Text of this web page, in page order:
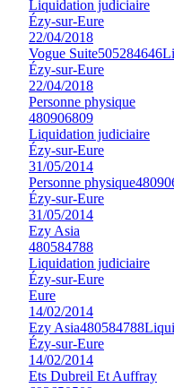
Liquidation judiciaire
Ézy-sur-Eure
22/04/2018
Vogue Suite505284646
Ézy-sur-Eure
22/04/2018
Personne physique
480906809
Liquidation judiciaire
Ézy-sur-Eure
31/05/2014
Personne physique
Ézy-sur-Eure
31/05/2014
Ezy Asia
480584788
Liquidation judiciaire
Ézy-sur-Eure
Eure
14/02/2014
Ezy Asia480584788
Ézy-sur-Eure
14/02/2014
Ets Dubreil Et Auffray